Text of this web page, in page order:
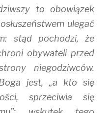
to obowiązek
ulegać
stąd pochodzi, że
obywateli przed
niegodziwców.
jest, „a kto się
sprzeciwia się